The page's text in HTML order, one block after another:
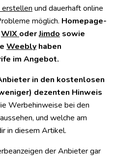
und dauerhaft online
möglich. Homepage-
WIX oderJimdo sowie
Weebly haben
im Angebot.
in den kostenlosen
dezenten Hinweis
Werbehinweise bei den
und welche am
in diesem Artikel.
der Anbieter gar